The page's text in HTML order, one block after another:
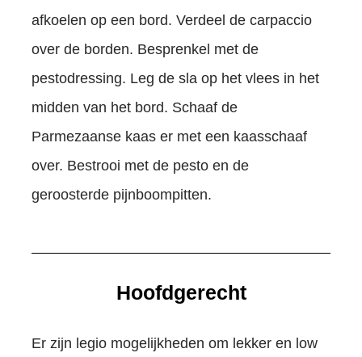
afkoelen op een bord. Verdeel de carpaccio
over de borden. Besprenkel met de
pestodressing. Leg de sla op het vlees in het
midden van het bord. Schaaf de
Parmezaanse kaas er met een kaasschaaf
over. Bestrooi met de pesto en de
geroosterde pijnboompitten.
Hoofdgerecht
Er zijn legio mogelijkheden om lekker en low